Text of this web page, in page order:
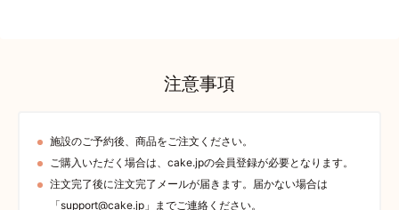
注意事項
施設のご予約後、商品をご注文ください。
ご購入いただく場合は、cake.jpの会員登録が必要となります。
注文完了後に注文完了メールが届きます。届かない場合は
「support@cake.jp」までご連絡ください。